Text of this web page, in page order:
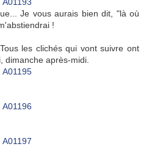
Je vous aurais bien dit, "là où
!
les clichés qui vont suivre ont
dimanche après-midi.